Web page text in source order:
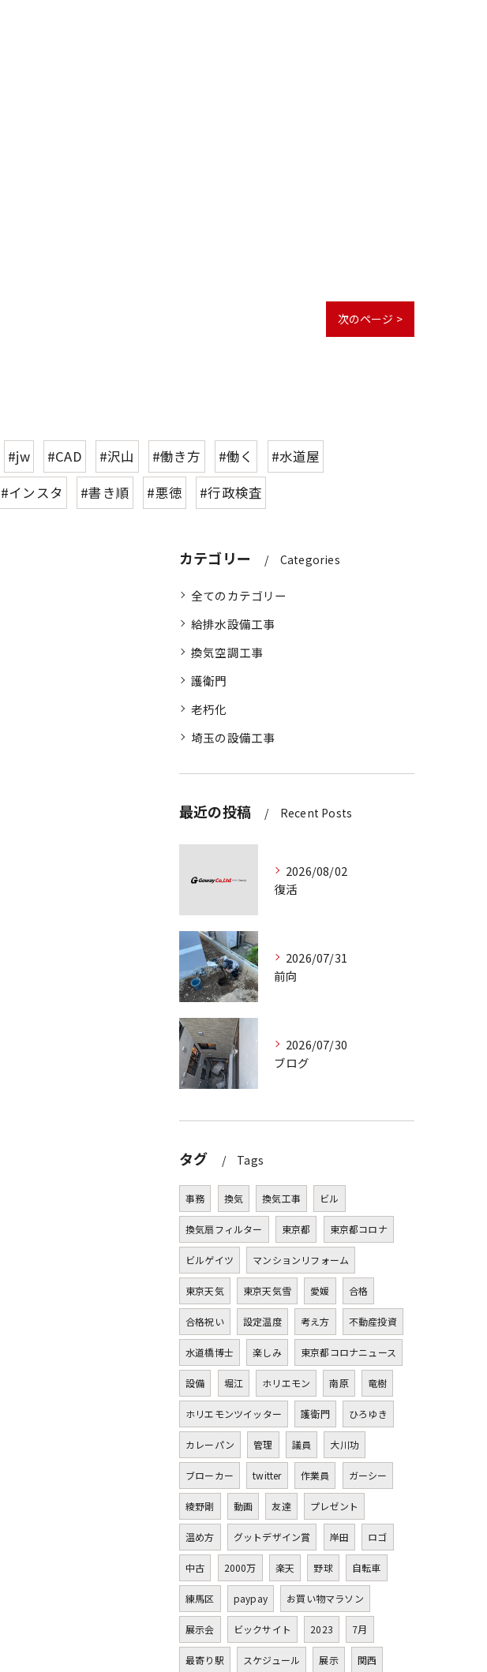
次のページ >
#jw #CAD #沢山 #働き方 #働く
#水道屋
#インスタ #書き順 #悪徳 #行政検査
カテゴリー Categories
全てのカテゴリー
給排水設備工事
換気空調工事
護衛門
老朽化
埼玉の設備工事
最近の投稿 Recent Posts
2026/08/02
復活
2026/07/31
前向
2026/07/30
ブログ
タグ Tags
事務 換気 換気工事 ビル
換気扇フィルター 東京都 東京都コロナ
ビルゲイツ マンションリフォーム
東京天気 東京天気雪 愛媛 合格
合格祝い 設定温度 考え方 不動産投資
水道橋博士 楽しみ 東京都コロナニュース
設備 堀江 ホリエモン 南原 竜樹
ホリエモンツイッター 護衛門 ひろゆき
カレーパン 管理 議員 大川功
ブローカー twitter 作業員 ガーシー
綾野剛 動画 友達 プレゼント
温め方 グットデザイン賞 岸田 ロゴ
中古 2000万 楽天 野球 自転車
練馬区 paypay お買い物マラソン
展示会 ビックサイト 2023 7月
最寄り駅 スケジュール 展示 関西